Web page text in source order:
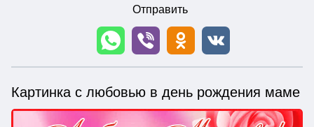
Отправить
Картинка с любовью в день рождения маме